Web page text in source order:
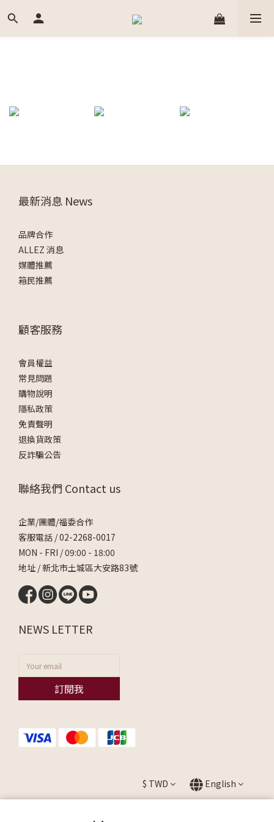
最新消息 News
品牌合作
ALLEZ 消息
媒體推薦
箱民推薦
顧客服務
會員權益
常見問題
購物說明
隱私政策
免責聲明
退換貨政策
反詐騙公告
聯絡我們 Contact us
企業/團體/福委合作
客服電話 /02-2268-0017
MON - FRI / 09:00 - 18:00
地址 / 新北市土城區大安路83號
NEWS LETTER
訂閱我
$ TWD English